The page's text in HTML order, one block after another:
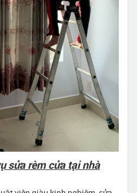
sửa rèm cửa tại nhà